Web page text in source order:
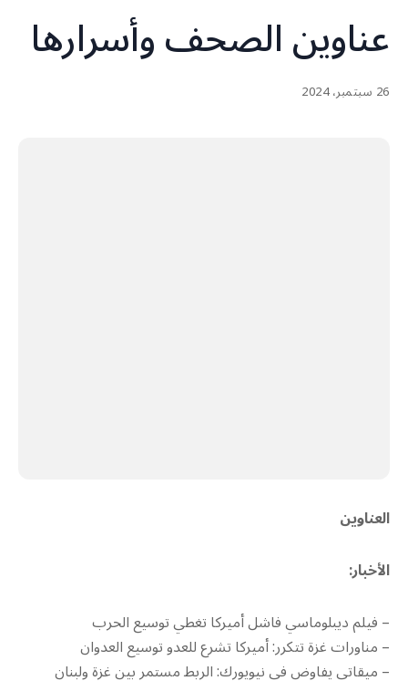
عناوين الصحف وأسرارها
26 سبتمبر، 2024
العناوين
الأخبار:
– فيلم ديبلوماسي فاشل أميركا تغطي توسيع الحرب
– مناورات غزة تتكرر: أميركا تشرع للعدو توسيع العدوان
– ميقاتي يفاوض في نيويورك: الربط مستمر بين غزة ولبنان